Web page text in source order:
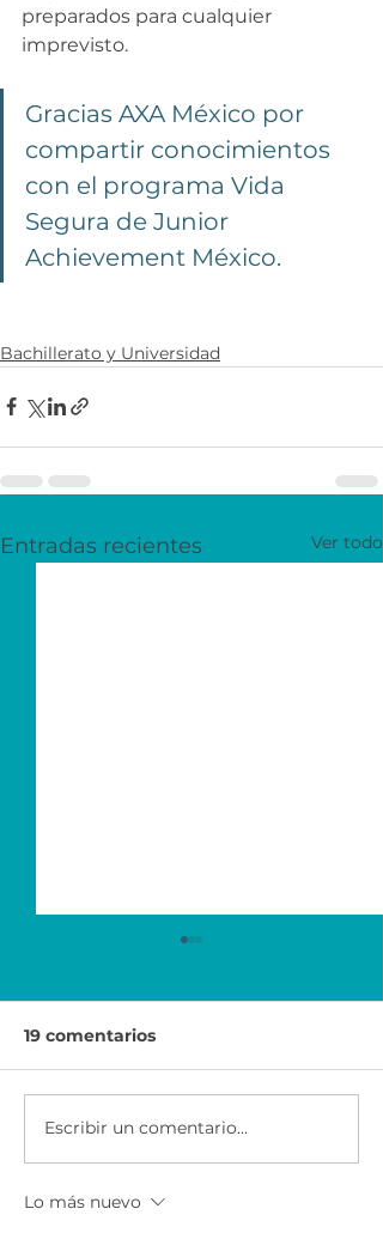
preparados para cualquier
imprevisto.
Gracias AXA México por
compartir conocimientos
con el programa Vida
Segura de Junior
Achievement México.
Bachillerato y Universidad
Entradas recientes Ver todo
Economía para el
Éxito | Scotiabank
19 comentarios
Escribir un comentario...
Lo más nuevo